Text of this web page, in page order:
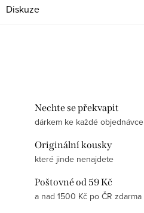
Diskuze
Nechte se překvapit
dárkem ke každé objednávce
Originální kousky
které jinde nenajdete
Poštovné od 59 Kč
a nad 1500 Kč po ČR zdarma